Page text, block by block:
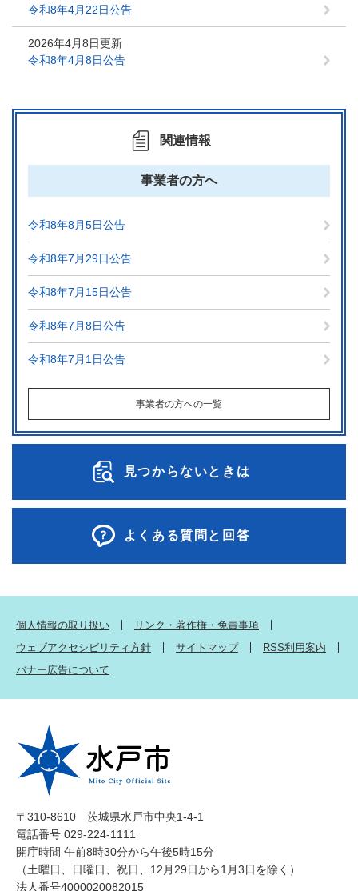
令和8年4月22日公告
2026年4月8日更新
令和8年4月8日公告
関連情報
事業者の方へ
令和8年8月5日公告
令和8年7月29日公告
令和8年7月15日公告
令和8年7月8日公告
令和8年7月1日公告
事業者の方への一覧
見つからないときは
よくある質問と回答
個人情報の取り扱い
リンク・著作権・免責事項
ウェブアクセシビリティ方針
サイトマップ
RSS利用案内
バナー広告について
〒310-8610 茨城県水戸市中央1-4-1
電話番号 029-224-1111
開庁時間 午前8時30分から午後5時15分
（土曜日、日曜日、祝日、12月29日から1月3日を除く）
法人番号4000020082015